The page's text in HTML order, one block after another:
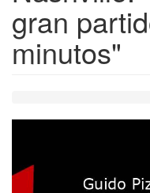
gran
minutos"